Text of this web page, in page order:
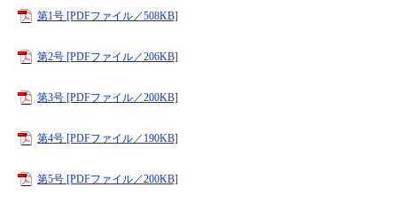
第1号 [PDFファイル／508KB]
第2号 [PDFファイル／206KB]
第3号 [PDFファイル／200KB]
第4号 [PDFファイル／190KB]
第5号 [PDFファイル／200KB]